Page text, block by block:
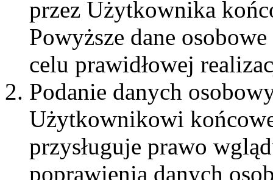
przez Użytkownika
Powyższe dane
celu prawidłowej
Podanie danych
Użytkownikowi
przysługuje prawo
poprawienia danych